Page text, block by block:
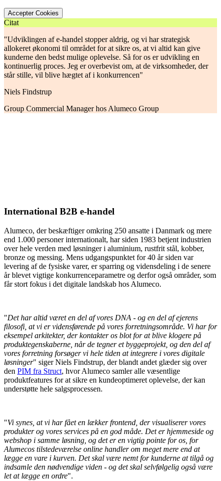
Accepter Cookies
Citat
"Udviklingen af e-handel stopper aldrig, og vi har strategisk
allokeret økonomi til området for at sikre os, at vi altid kan give
kunderne den bedst mulige oplevelse. Så for os er udvikling en
kontinuerlig proces. Jeg er overbevist om, at de virksomheder, der
står stille, vil blive hægtet af i konkurrencen"
Niels Findstrup
Group Commercial Manager hos Alumeco Group
International B2B e-handel
Alumeco, der beskæftiger omkring 250 ansatte i Danmark og mere
end 1.000 personer internationalt, har siden 1983 betjent industrien
over hele verden med løsninger i aluminium, rustfrit stål, kobber,
bronze og messing. Mens udgangspunktet for 40 år siden var
levering af de fysiske varer, er sparring og vidensdeling i de senere
år blevet vigtige konkurrenceparametre og derfor også områder, som
får stort fokus i det digitale landskab hos Alumeco.
"Det har altid været en del af vores DNA - og en del af ejerens
filosofi, at vi er vidensførende på vores forretningsområde. Vi har for
eksempel arkitekter, der kontakter os blot for at blive klogere på
produktegenskaberne, når de tegner et byggeprojekt, og den del af
vores forretning forsøger vi hele tiden at integrere i vores digitale
løsninger" siger Niels Findstrup, der blandt andet glæder sig over
den PIM fra Struct, hvor Alumeco samler alle væsentlige
produktfeatures for at sikre en kundeoptimeret oplevelse, der kan
understøtte hele salgsprocessen.
"Vi synes, at vi har fået en lækker frontend, der visualiserer vores
produkter og vores services på en god måde. Det er hjemmeside og
webshop i samme løsning, og det er en vigtig pointe for os, for
Alumecos tilstedeværelse online handler om meget mere end at
lægge en vare i kurven. Det skal være nemt for kunderne at tilgå og
indsamle den nødvendige viden - og det skal selvfølgelig også være
let at lægge en ordre".